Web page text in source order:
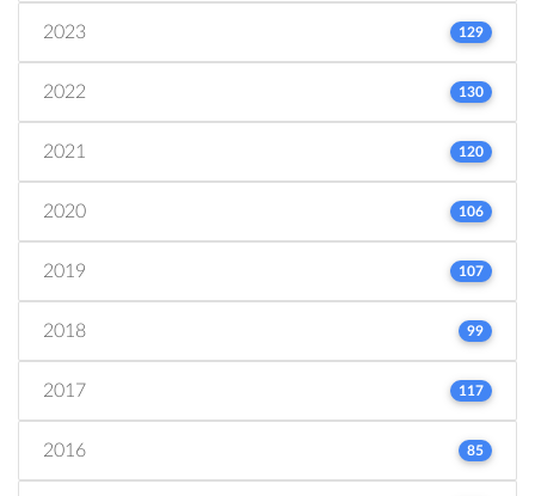
2023 129
2022 130
2021 120
2020 106
2019 107
2018 99
2017 117
2016 85